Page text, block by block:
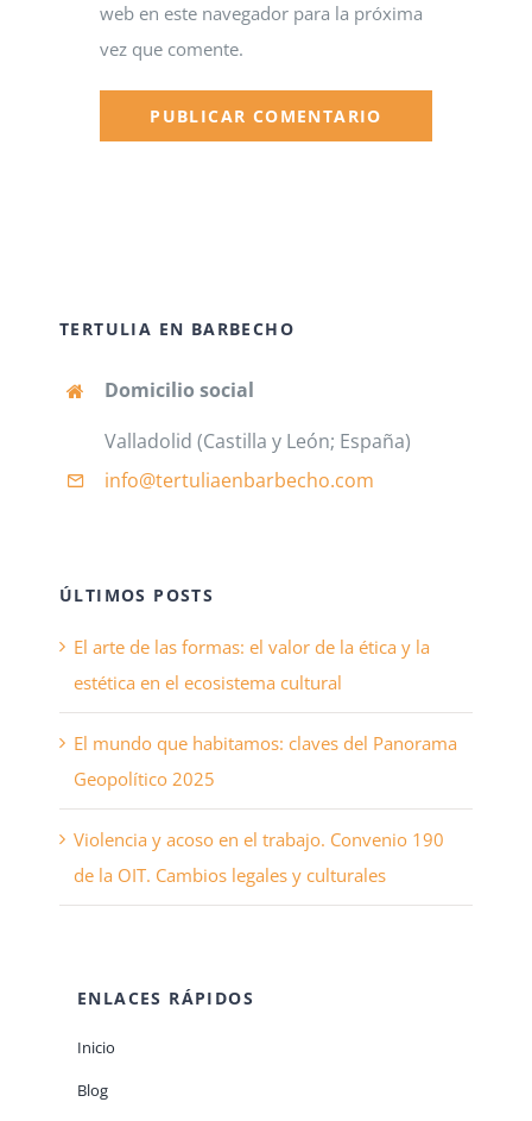
web en este navegador para la próxima
vez que comente.
TERTULIA EN BARBECHO
Domicilio social
Valladolid (Castilla y León; España)
info@tertuliaenbarbecho.com
ÚLTIMOS POSTS
El arte de las formas: el valor de la ética y la
estética en el ecosistema cultural
El mundo que habitamos: claves del Panorama
Geopolítico 2025
Violencia y acoso en el trabajo. Convenio 190
de la OIT. Cambios legales y culturales
ENLACES RÁPIDOS
Inicio
Blog